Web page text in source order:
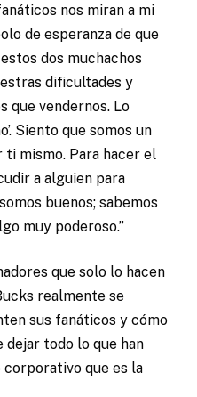
nos miran a mi
de esperanza de que
dos muchachos
dificultades y
que vendernos. Lo
Siento que somos un
mismo. Para hacer el
a alguien para
buenos; sabemos
muy poderoso.”
que solo lo hacen
realmente se
sus fanáticos y cómo
dejar todo lo que han
que es la